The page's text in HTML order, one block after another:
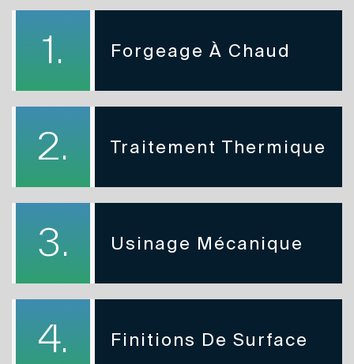
1. Forgeage À Chaud
2. Traitement Thermique
3. Usinage Mécanique
4. Finitions De Surface